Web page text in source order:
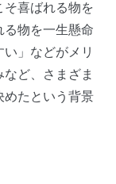
そ喜ばれる物を
る物を一生懸命
」などがメリ
ど、さまざま
めたという背景